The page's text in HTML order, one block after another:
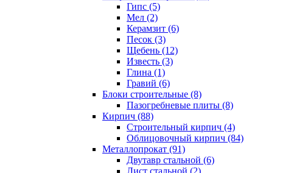
Гипс (5)
Мел (2)
Керамзит (6)
Песок (3)
Щебень (12)
Известь (3)
Глина (1)
Гравий (6)
Блоки строительные (8)
Пазогребневые плиты (8)
Кирпич (88)
Строительный кирпич (4)
Облицовочный кирпич (84)
Металлопрокат (91)
Двутавр стальной (6)
Лист стальной (2)